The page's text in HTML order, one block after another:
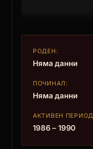
РОДЕН:
Няма данни
ПОЧИНАЛ:
Няма данни
АКТИВЕН
1986 – 1990